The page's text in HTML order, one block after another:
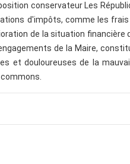
conservateur Les
d'impôts, comme les
de la situation
de la Maire,
et douloureuses de la